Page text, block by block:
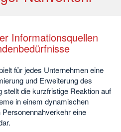
Informationsquellen
für jedes Unternehmen eine
und Erweiterung des
die kurzfristige Reaktion auf
in einem dynamischen
eine